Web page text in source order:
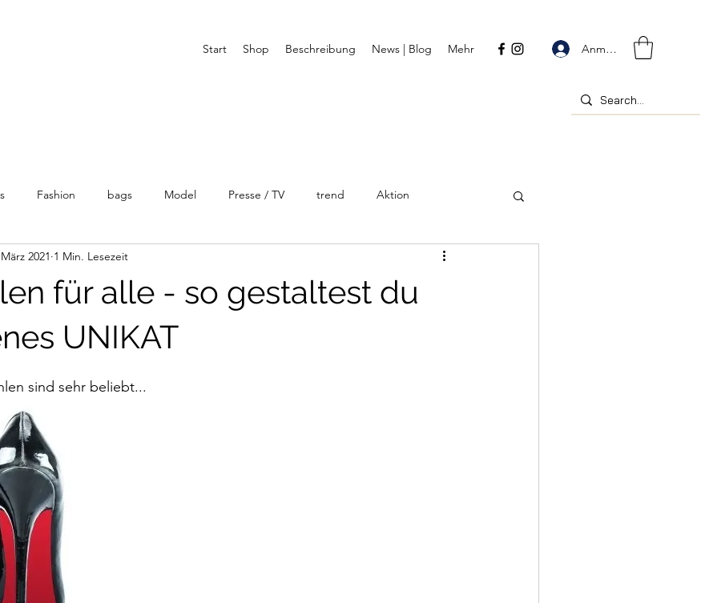
Start Shop Beschreibung News | Blog Mehr Anmelden
Fashion bags Model Presse / TV trend Aktion
für alle - so gestaltest du
UNIKAT
2021 1 Min. Lesezeit
sind sehr beliebt...